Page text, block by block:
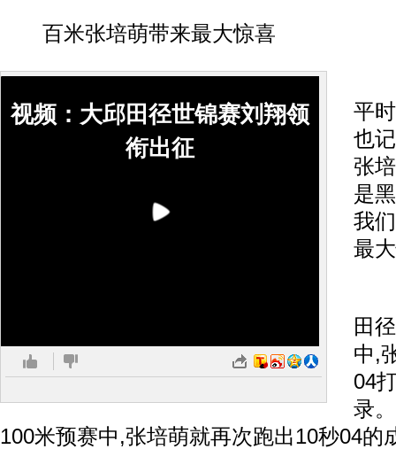
百米张培萌带来最大惊喜
视频：大邱田径世锦赛刘翔领
衔出征
平
也
张
是
我
最
田
中,
04
录
100米预赛中,张培萌就再次跑出10秒04的